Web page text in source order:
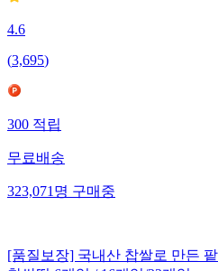
4.6
(3,695)
300적립
무료배송
323,071명구매중
[품질보장] 국내산 찹쌀로 만든